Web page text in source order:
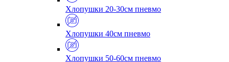
Хлопушки 20-30см пневмо
Хлопушки 40см пневмо
Хлопушки 50-60см пневмо